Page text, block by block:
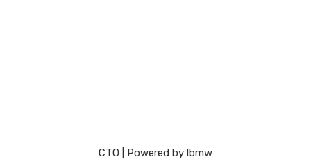
СТО | Powered by lbmw